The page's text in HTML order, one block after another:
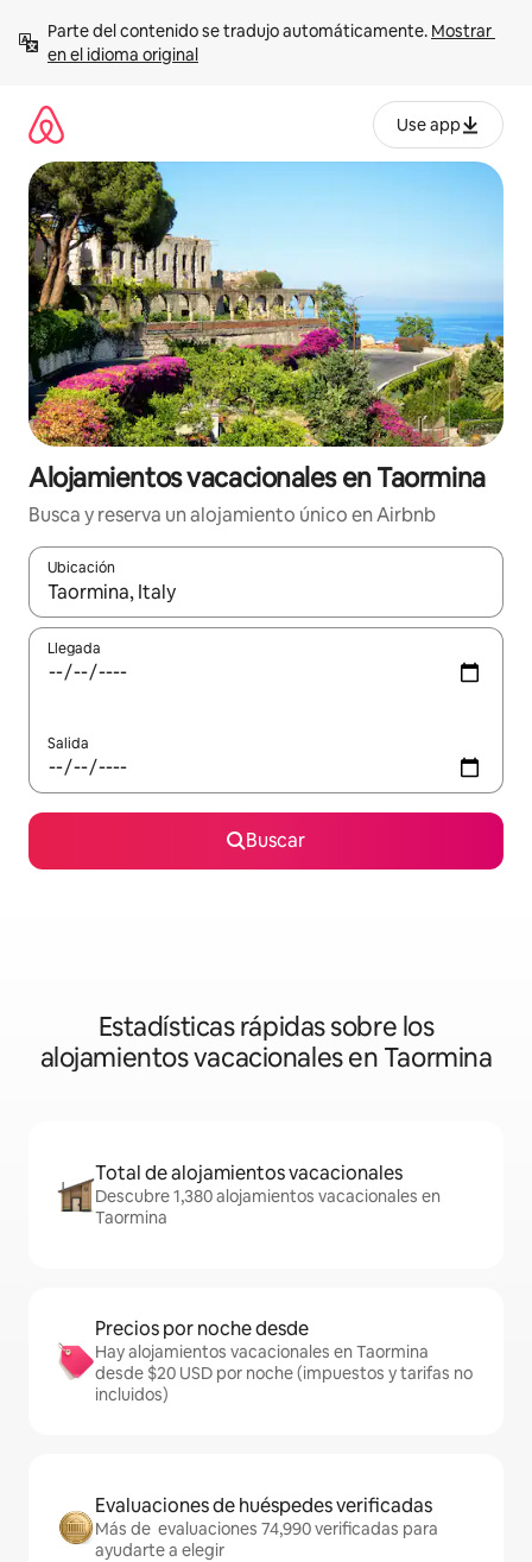
contenido
Parte del contenido se tradujo automáticamente. Mostrar
en el idioma original
Use app
Alojamientos vacacionales en Taormina
Busca y reserva un alojamiento único en Airbnb
Ubicación
Cuando los resultados estén disponibles, podrás navegar
Llegada
Salida
Buscar
Estadísticas rápidas sobre los
alojamientos vacacionales en Taormina
Total de alojamientos vacacionales
Descubre 1,380 alojamientos vacacionales en
Taormina
Precios por noche desde
Hay alojamientos vacacionales en Taormina
desde $20 USD por noche (impuestos y tarifas no
incluidos)
Evaluaciones de huéspedes verificadas
Más de evaluaciones 74,990 verificadas para
ayudarte a elegir